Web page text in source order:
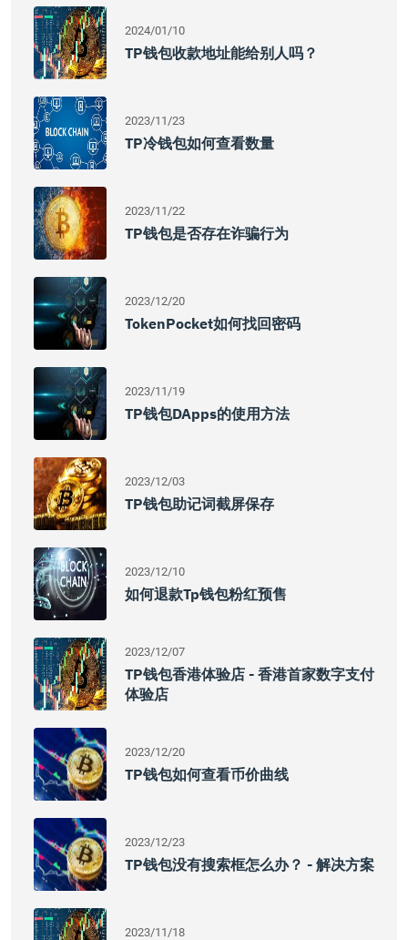
2024/01/10
TP钱包收款地址能给别人吗？
2023/11/23
TP冷钱包如何查看数量
2023/11/22
TP钱包是否存在诈骗行为
2023/12/20
TokenPocket如何找回密码
2023/11/19
TP钱包DApps的使用方法
2023/12/03
TP钱包助记词截屏保存
2023/12/10
如何退款tp钱包粉红预售
2023/12/07
TP钱包香港体验店 - 香港首家数字支付
体验店
2023/12/20
TP钱包如何查看币价曲线
2023/12/23
TP钱包没有搜索框怎么办？ - 解决方案
2023/11/18